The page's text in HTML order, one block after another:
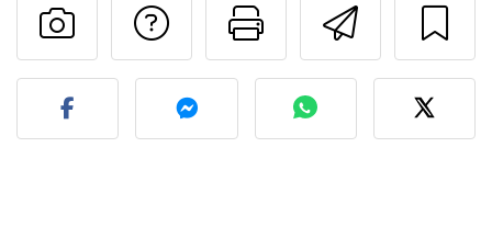
Imprima
Falar com o autor
Fez esta receita?